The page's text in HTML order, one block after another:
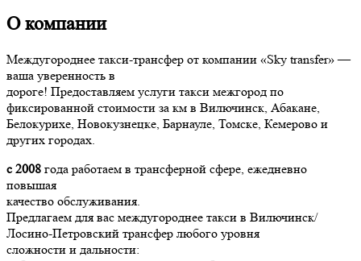
О компании
Междугороднее такси-трансфер от компании «Sky transfer» —
ваша уверенность в
дороге! Предоставляем услуги такси межгород по
фиксированной стоимости за км в Вилючинск, Абакане,
Белокурихе, Новокузнецке, Барнауле, Томске, Кемерово и
других городах.
с 2008 года работаем в трансферной сфере, ежедневно
повышая
качество обслуживания.
Предлагаем для вас междугороднее такси в Вилючинск/
Лосино-Петровский трансфер любого уровня
сложности и дальности: